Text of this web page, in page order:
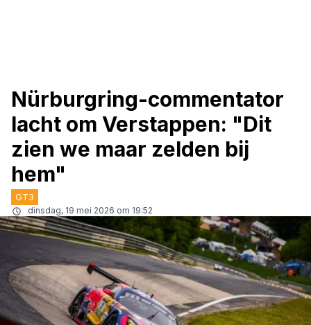
Nürburgring-commentator
lacht om Verstappen: "Dit
zien we maar zelden bij
hem"
GT3
dinsdag, 19 mei 2026 om 19:52